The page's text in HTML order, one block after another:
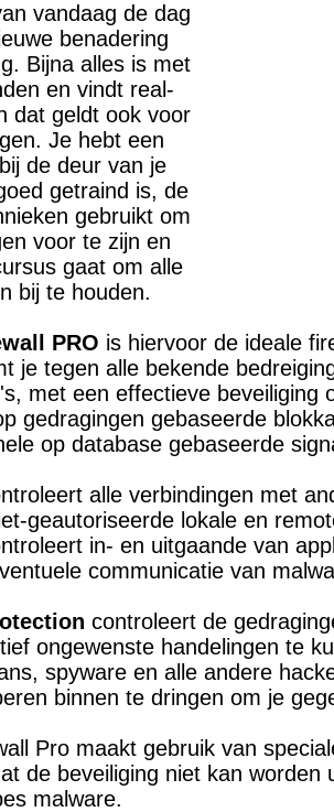
vandaag de dag
benadering
Bijna alles is met
en vindt real-
dat geldt ook voor
Je hebt een
de deur van je
getraind is, de
gebruikt om
voor te zijn en
gaat om alle
bij te houden.
PRO is hiervoor de ideale
je tegen alle bekende
met een effectieve beveiliging
gedragingen gebaseerde
op database gebaseerde
alle verbindingen met
geautoriseerde lokale en
in- en uitgaande van
communicatie van
controleert de
ongewenste handelingen te
spyware en alle andere
binnen te dringen om je
Pro maakt gebruik van
de beveiliging niet kan worden
malware.